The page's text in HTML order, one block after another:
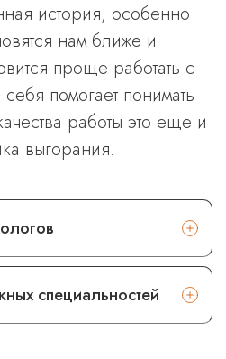
история, особенно
нам ближе и
проще работать с
помогает понимать
работы это еще и
выгорания.
специальностей